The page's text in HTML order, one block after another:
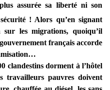
assurée sa liberté ni son
! Alors qu’en signant
sur les migrations, quoiqu’il
français accorde
clandestins dorment à l’hôtel
travailleurs pauvres doivent